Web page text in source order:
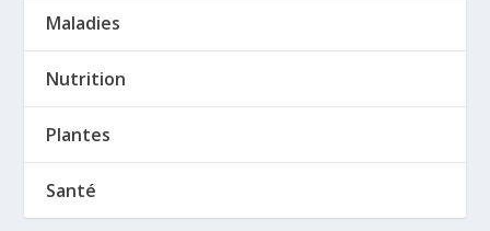
Maladies
Nutrition
Plantes
Santé